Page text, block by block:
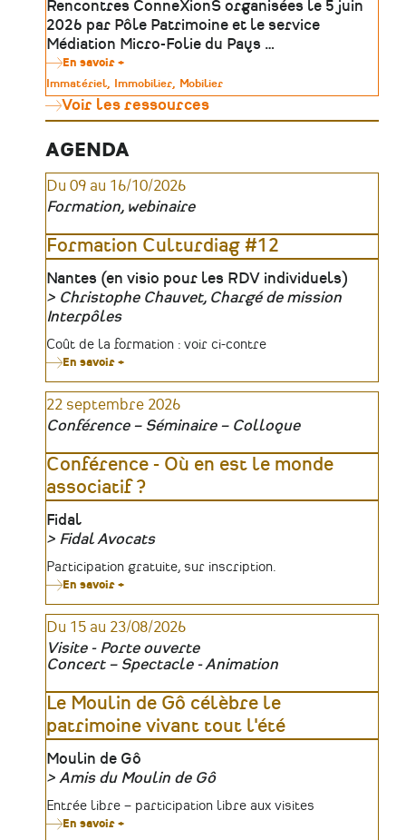
Ateliers
Rencontres ConneXionS organisées le 5 juin
2026 par Pôle Patrimoine et le service
Médiation Micro-Folie du Pays …
En savoir +
Outils
numériques
&
médiation
révéler
le
patrimoine
absent,
invisible
ou
|
Table
Type
de
patrimoine
Immatériel Immobilier Mobilier
Voir les ressources
AGENDA
Du 09 au 16/10/2026
Formation, webinaire
Formation Culturdiag #12
Lieu
Nantes (en visio pour les RDV individuels)
Organisateur
Christophe Chauvet, Chargé de mission
Interpôles
Tarifs
Coût de la formation : voir ci-contre
En savoir +
Culturdiag
#12
22 septembre 2026
Conférence – Séminaire – Colloque
Conférence - Où en est le monde
associatif ?
Lieu
Fidal
Organisateur
Fidal Avocats
Tarifs
Participation gratuite, sur inscription.
En savoir +
-
Où
est
le
associatif
?
Du 15 au 23/08/2026
Visite - Porte ouverte
Concert – Spectacle - Animation
Le Moulin de Gô célèbre le
patrimoine vivant tout l'été
Lieu
Moulin de Gô
Organisateur
Amis du Moulin de Gô
Tarifs
Entrée libre – participation libre aux visites
En savoir +